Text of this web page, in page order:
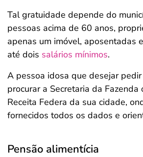
Tal gratuidade depende do
pessoas acima de 60 anos,
apenas um imóvel, aposentadas
até dois salários mínimos.
A pessoa idosa que desejar
procurar a Secretaria da Fazenda
Receita Federa da sua cidade,
fornecidos todos os dados e
Pensão alimentícia